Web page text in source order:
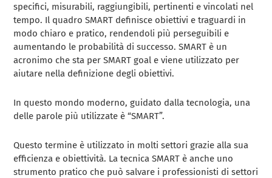
specifici, misurabili, raggiungibili, pertinenti e vincolati nel
tempo. Il quadro SMART definisce obiettivi e traguardi in
modo chiaro e pratico, rendendoli più perseguibili e
aumentando le probabilità di successo. SMART è un
acronimo che sta per SMART goal e viene utilizzato per
aiutare nella definizione degli obiettivi.
In questo mondo moderno, guidato dalla tecnologia, una
delle parole più utilizzate è “SMART”.
Questo termine è utilizzato in molti settori grazie alla sua
efficienza e obiettività. La tecnica SMART è anche uno
strumento pratico che può salvare i professionisti di settori